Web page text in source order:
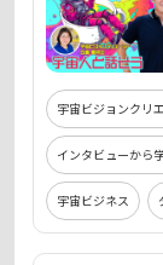
宇宙ビジョンクリ
インタビューから
宇宙ビジネス